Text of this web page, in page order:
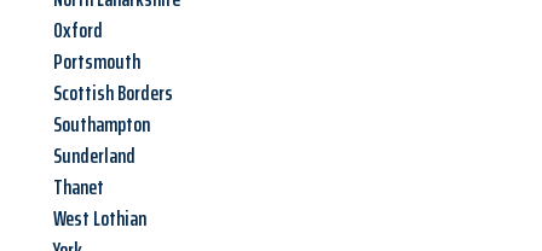
Oxford
Portsmouth
Scottish Borders
Southampton
Sunderland
Thanet
West Lothian